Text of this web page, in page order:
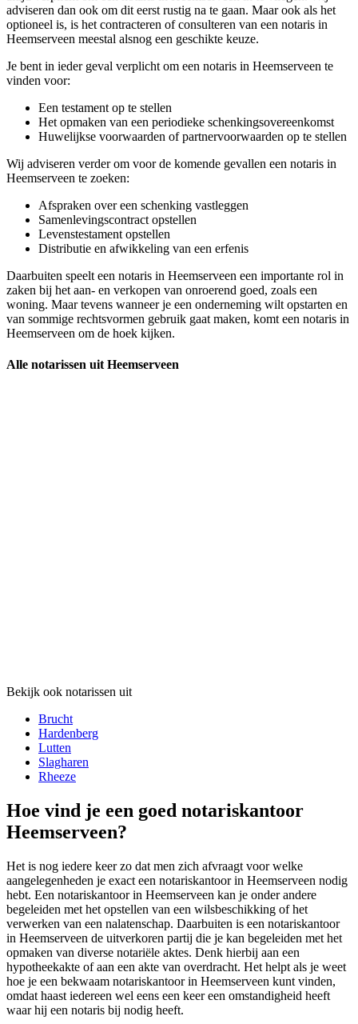
adviseren dan ook om dit eerst rustig na te gaan. Maar ook als het
optioneel is, is het contracteren of consulteren van een notaris in
Heemserveen meestal alsnog een geschikte keuze.
Je bent in ieder geval verplicht om een notaris in Heemserveen te
vinden voor:
Een testament op te stellen
Het opmaken van een periodieke schenkingsovereenkomst
Huwelijkse voorwaarden of partnervoorwaarden op te stellen
Wij adviseren verder om voor de komende gevallen een notaris in
Heemserveen te zoeken:
Afspraken over een schenking vastleggen
Samenlevingscontract opstellen
Levenstestament opstellen
Distributie en afwikkeling van een erfenis
Daarbuiten speelt een notaris in Heemserveen een importante rol in
zaken bij het aan- en verkopen van onroerend goed, zoals een
woning. Maar tevens wanneer je een onderneming wilt opstarten en
van sommige rechtsvormen gebruik gaat maken, komt een notaris in
Heemserveen om de hoek kijken.
Alle notarissen uit Heemserveen
Bekijk ook notarissen uit
Brucht
Hardenberg
Lutten
Slagharen
Rheeze
Hoe vind je een goed notariskantoor
Heemserveen?
Het is nog iedere keer zo dat men zich afvraagt voor welke
aangelegenheden je exact een notariskantoor in Heemserveen nodig
hebt. Een notariskantoor in Heemserveen kan je onder andere
begeleiden met het opstellen van een wilsbeschikking of het
verwerken van een nalatenschap. Daarbuiten is een notariskantoor
in Heemserveen de uitverkoren partij die je kan begeleiden met het
opmaken van diverse notariële aktes. Denk hierbij aan een
hypotheekakte of aan een akte van overdracht. Het helpt als je weet
hoe je een bekwaam notariskantoor in Heemserveen kunt vinden,
omdat haast iedereen wel eens een keer een omstandigheid heeft
waar hij een notaris bij nodig heeft.